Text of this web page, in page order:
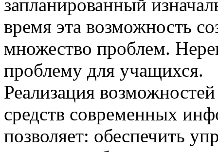
запланированный
время эта возможность
множество проблем.
проблему для учащихся.
Реализация
средств современных
позволяет: обеспечить